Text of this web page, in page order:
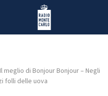
Radio Monte Carlo
Il meglio di Bonjour Bonjour – Negli
folli delle uova